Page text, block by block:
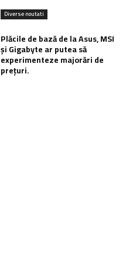
Diverse noutati
Plăcile de bază de la Asus, MSI
și Gigabyte ar putea să
experimenteze majorări de
prețuri.